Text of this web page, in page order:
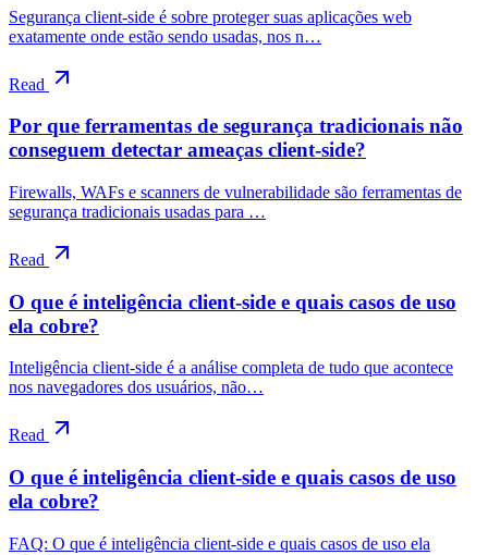
Segurança client-side é sobre proteger suas aplicações web
exatamente onde estão sendo usadas, nos n…
Read
Por que ferramentas de segurança tradicionais não
conseguem detectar ameaças client-side?
Firewalls, WAFs e scanners de vulnerabilidade são ferramentas de
segurança tradicionais usadas para …
Read
O que é inteligência client-side e quais casos de uso
ela cobre?
Inteligência client-side é a análise completa de tudo que acontece
nos navegadores dos usuários, não…
Read
O que é inteligência client-side e quais casos de uso
ela cobre?
FAQ: O que é inteligência client-side e quais casos de uso ela